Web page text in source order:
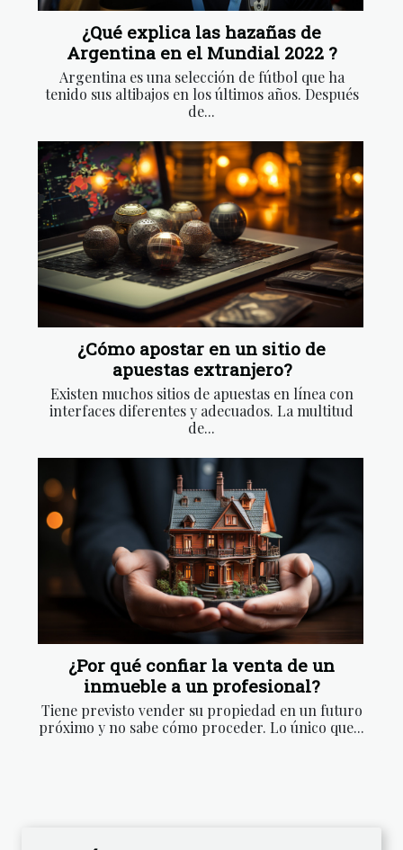
¿Qué explica las hazañas de
Argentina en el Mundial 2022 ?
Argentina es una selección de fútbol que ha
tenido sus altibajos en los últimos años. Después
de...
¿Cómo apostar en un sitio de
apuestas extranjero?
Existen muchos sitios de apuestas en línea con
interfaces diferentes y adecuados. La multitud
de...
¿Por qué confiar la venta de un
inmueble a un profesional?
Tiene previsto vender su propiedad en un futuro
próximo y no sabe cómo proceder. Lo único que...